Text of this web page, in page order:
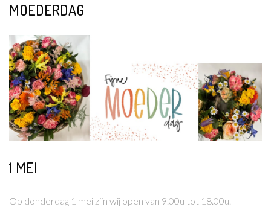
MOEDERDAG
1 MEI
Op donderdag 1 mei zijn wij open van 9.00u tot 18.00u.